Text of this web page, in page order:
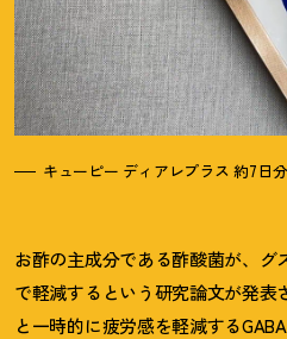
キューピー ディアレプラス 約7日
お酢の主成分である酢酸菌が、
で軽減するという研究論文が発表
と一時的に疲労感を軽減する